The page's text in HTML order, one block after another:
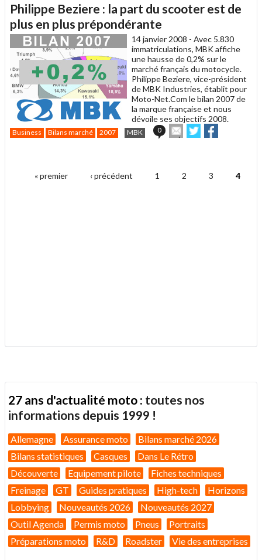
à
un
ami
Philippe Beziere : la part du scooter est de
plus en plus prépondérante
14 janvier 2008 - Avec 5.830
immatriculations, MBK affiche
une hausse de 0,2% sur le
marché français du motocycle.
Philippe Beziere, vice-président
de MBK Industries, établit pour
Moto-Net.Com le bilan 2007 de
la marque française et nous
dévoile ses objectifs 2008.
Business Bilans marché 2007 MBK 0
Envoyer
cet
Partager
sur sur
Pages« premier ‹ précédent 1 2 3 4
27 ans d'actualité moto : toutes nos
informations depuis 1999 !
Allemagne Assurance moto
Bilans marché 2026
Bilans statistiques
Casques
Dans Le Rétro
Découverte
Equipement pilote
Fiches techniques
Freinage
GT Guides pratiques High-tech
Horizons
Lobbying
Nouveautés 2026
Nouveautés 2027
Outil Agenda
Permis moto Pneus
Portraits
Préparations moto
R&D Roadster Vie des entreprises